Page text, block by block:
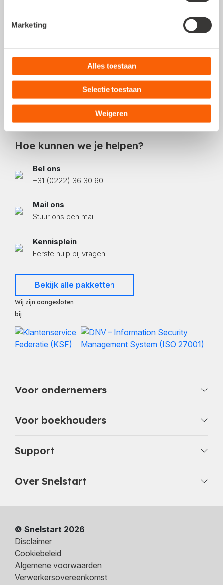
Marketing
Alles toestaan
Selectie toestaan
Weigeren
Comeniusstraat 10
BTW: NL 0084.00.933.B.01
Hoe kunnen we je helpen?
Bel ons
+31 (0222) 36 30 60
Mail ons
Stuur ons een mail
Kennisplein
Eerste hulp bij vragen
Bekijk alle pakketten
Wij zijn aangesloten
bij
Voor ondernemers
Voor boekhouders
Support
Over Snelstart
© Snelstart 2026
Disclaimer
Cookiebeleid
Algemene voorwaarden
Verwerkersovereenkomst